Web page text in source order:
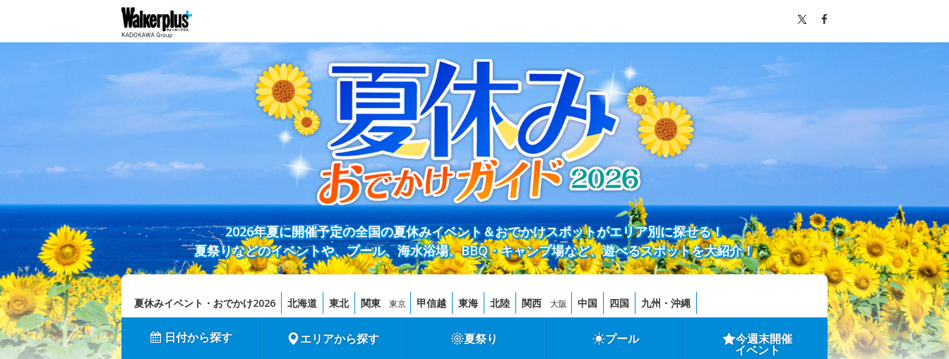
2026年夏に開催予定の全国の夏休みイベント＆おでかけスポットがエリア別に探せる！
夏祭りなどのイベントや、プール、海水浴場、BBQ・キャンプ場など、遊べるスポットを大紹介！
夏休みイベント・おでかけ2026 北海道 東北 関東 東京 甲信越 東海 北陸 関西 大阪 中国 四国 九州・沖縄
日付から探す エリアから探す 夏祭り プール 今週末開催
イベント